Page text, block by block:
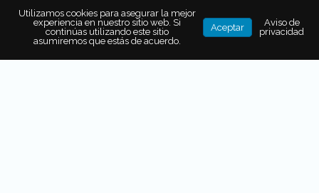
capaces de interactuar con la microbiota intestinal.
De hecho,algunos estudios han señalado que el kéfir
contiene una gran diversidad de bacterias y
Utilizamos cookies para asegurar la mejor
experiencia en nuestro sitio web. Si
continúas utilizando este sitio
asumiremos que estás de acuerdo.
Aceptar
Aviso de
privacidad